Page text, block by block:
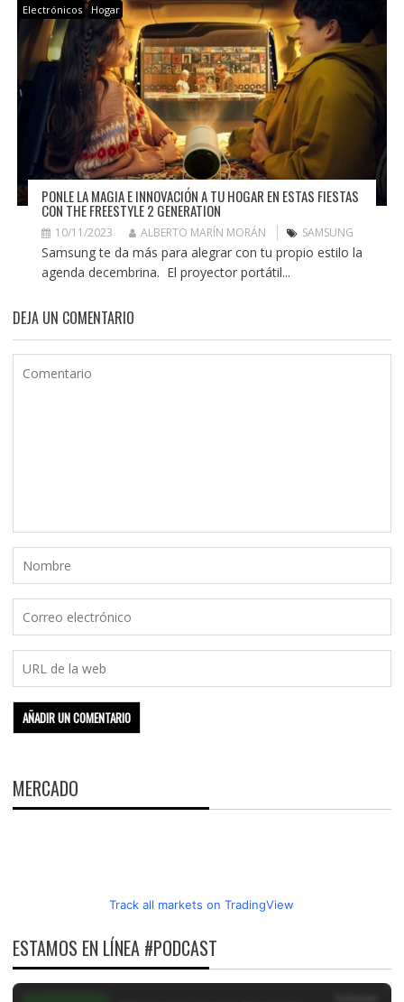
Electrónicos Hogar
PONLE LA MAGIA E INNOVACIÓN A TU HOGAR EN ESTAS FIESTAS
CON THE FREESTYLE 2 GENERATION
10/11/2023 ALBERTO MARÍN MORÁN SAMSUNG
Samsung te da más para alegrar con tu propio estilo la
agenda decembrina. El proyector portátil...
DEJA UN COMENTARIO
MERCADO
Track all markets on TradingView
ESTAMOS EN LÍNEA #PODCAST